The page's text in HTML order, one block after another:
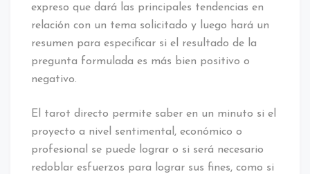
expreso que dará las principales tendencias en
relación con un tema solicitado y luego hará un
resumen para especificar si el resultado de la
pregunta formulada es más bien positivo o
negativo.
El tarot directo permite saber en un minuto si el
proyecto a nivel sentimental, económico o
profesional se puede lograr o si será necesario
redoblar esfuerzos para lograr sus fines, como si